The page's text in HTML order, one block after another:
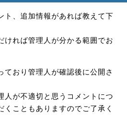
ト、追加情報があれば教えて下
ければ管理人が分かる範囲でお
ており管理人が確認後に公開さ
人が不適切と思うコメントにつ
くこともありますのでご了承く